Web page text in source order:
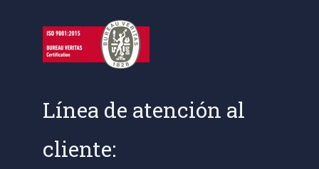
Línea de atención al
cliente: